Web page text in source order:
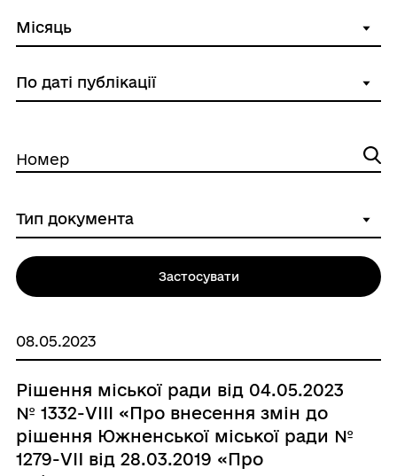
08.05.2023
Рішення міської ради від 04.05.2023
№ 1332-VIIІ «Про внесення змін до
рішення Южненської міської ради №
1279-VII від 28.03.2019 «Про
Номер
Застосувати